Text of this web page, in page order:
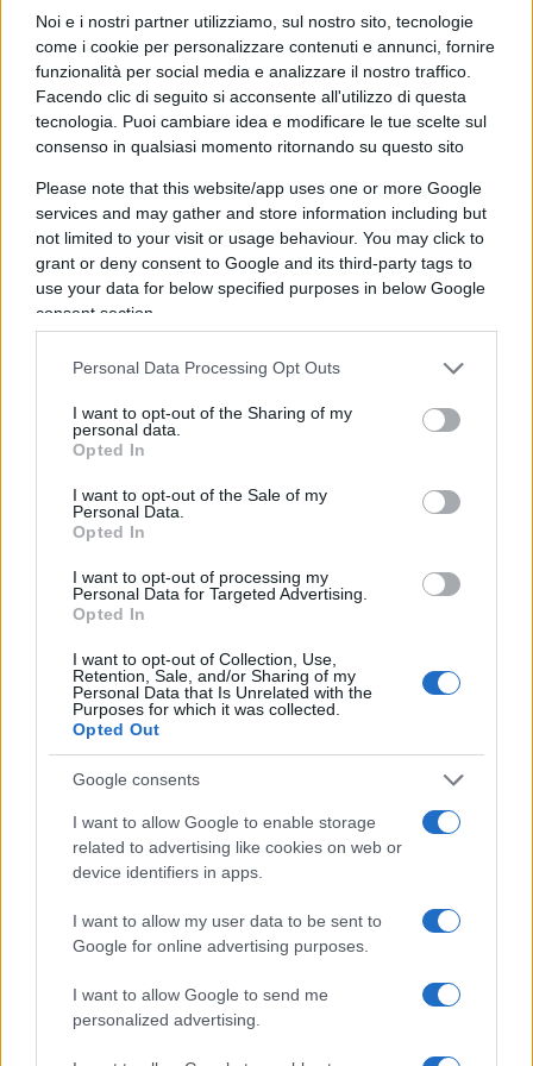
Noi e i nostri partner utilizziamo, sul nostro sito, tecnologie
come i cookie per personalizzare contenuti e annunci, fornire
funzionalità per social media e analizzare il nostro traffico.
Facendo clic di seguito si acconsente all'utilizzo di questa
tecnologia. Puoi cambiare idea e modificare le tue scelte sul
consenso in qualsiasi momento ritornando su questo sito
Please note that this website/app uses one or more Google
services and may gather and store information including but
not limited to your visit or usage behaviour. You may click to
grant or deny consent to Google and its third-party tags to
use your data for below specified purposes in below Google
consent section.
Personal Data Processing Opt Outs
I want to opt-out of the Sharing of my
personal data.
Opted In
I want to opt-out of the Sale of my
Personal Data.
Opted In
I want to opt-out of processing my
Personal Data for Targeted Advertising.
Opted In
I want to opt-out of Collection, Use,
Retention, Sale, and/or Sharing of my
Personal Data that Is Unrelated with the
Purposes for which it was collected.
Opted Out
Google consents
I want to allow Google to enable storage
related to advertising like cookies on web or
device identifiers in apps.
I want to allow my user data to be sent to
Google for online advertising purposes.
I want to allow Google to send me
personalized advertising.
peggio delpoliticamente correttoe buttate là
alla rinfusa per coprire tutto ciò che piace alla
gente che piace: l’ambiente, il paesaggio, la
mobilità, la mitica sostenibilità, l’indispensabile
collettività. Edulcis in fundo, per garantirsi
l’approvazione generale, la non discriminazione!
A quale scopo questo prolisso festival di termini
buoni e giusti? Semplice, per mettere i bastoni fra
le ruote a coloro i quali si permettono di “godere e
codice civile definisce, ormai dimenticato, il diritto
di proprietà) degli immobili che possiedono. E
magari cercano di trarne
giorno di turisti in visita nella capitale d’Italia.
Niente, non si può fare neppure questo.
quale utilizzo i proprietari debbano fare delle
loro case(a meno che non si tratti di imprese,
chissà perché). Gli intenti, come sempre, sono
nobili. Occorre salvaguardare l’ambiente, il
farlo, secondo il Consiglio regionale del Lazio,
bisogna limitare gli affitti turistici (leggendo il
l’intento è quello).
Inutile approfondire il merito, non ne vale la pena.
Si darebbe dignità a un testo che non la merita.